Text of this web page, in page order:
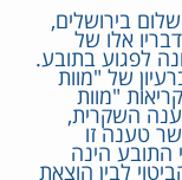
בירושלים,
אלו של
לפגוע בתובע.
של "מוות
"מוות
השקרית,
טענה זו
התובע הינה
לבין הוצאת